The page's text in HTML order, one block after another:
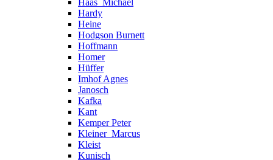
Hardy
Heine
Hodgson Burnett
Hoffmann
Homer
Hüffer
Imhof Agnes
Janosch
Kafka
Kant
Kemper Peter
Kleiner_Marcus
Kleist
Kunisch